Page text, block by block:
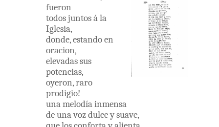
fueron
todosjuntosála
Iglesia,
donde,estandoen
oracion,
elevadassus
potencias,
oyeron,raro
prodigio!
unamelodíainmensa
deunavozdulceysuave,